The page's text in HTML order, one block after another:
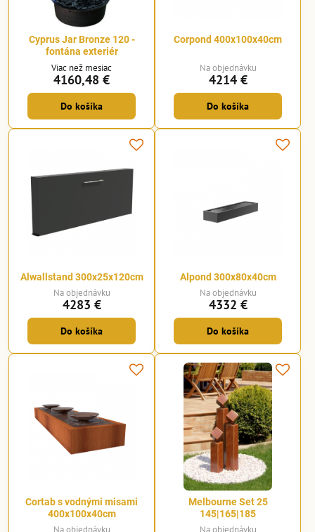
Cyprus Jar Bronze 120 -
fontána exteriér
Viac než mesiac
4160,48 €
Do košíka
Corpond 400x100x40cm
Na objednávku
4214 €
Do košíka
Alwallstand 300x25x120cm
Na objednávku
4283 €
Do košíka
Alpond 300x80x40cm
Na objednávku
4332 €
Do košíka
Cortab s vodnými misami
400x100x40cm
Melbourne Set 25
145|165|185